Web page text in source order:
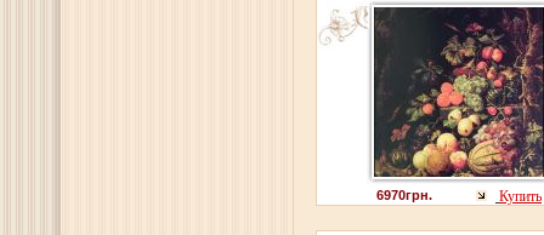
6970грн. Купить